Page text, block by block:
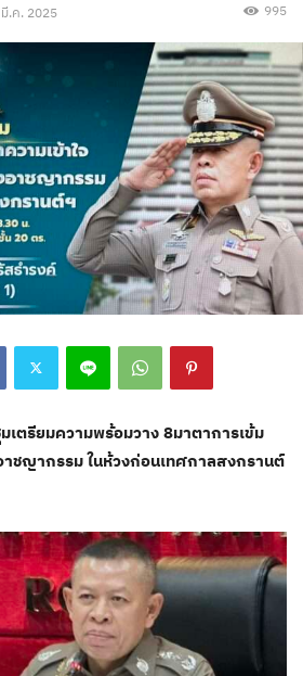
.ค. 2025 995
เตรียมความพร้อมวาง 8มาตาการเข้ม
ชญากรรม ในห้วงก่อนเทศกาลสงกรานต์